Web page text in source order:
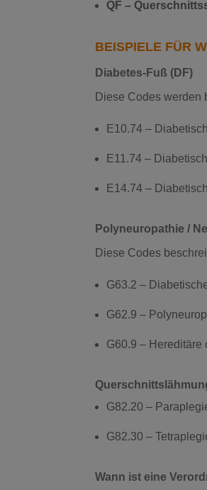
QF –
BEISPIELE FÜR
Diabetes-Fuß (DF)
Diese Codes werden
E10.74 –
E11.74 –
E14.74 –
Polyneuropathie /
Diese Codes
G63.2 –
G62.9 –
G60.9 –
G82.20 –
G82.30 –
Wann ist eine